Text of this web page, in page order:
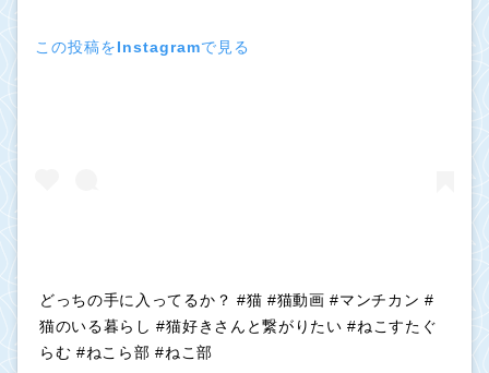
この投稿をInstagramで見る
どっちの手に入ってるか？ #猫 #猫動画 #マンチカン #
猫のいる暮らし #猫好きさんと繋がりたい #ねこすたぐ
らむ #ねこら部 #ねこ部